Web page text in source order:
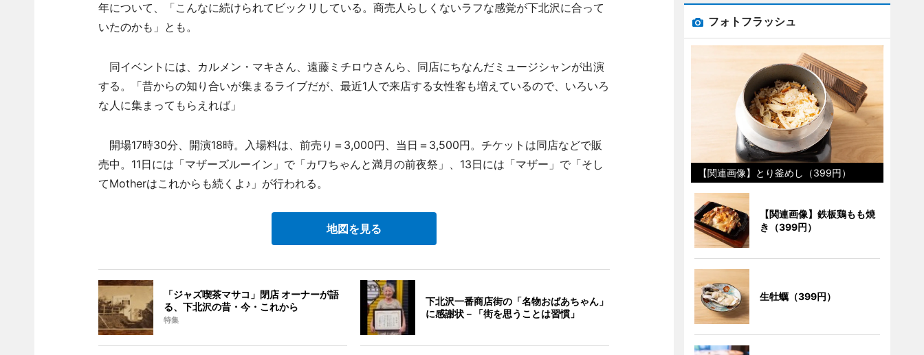
年について、「こんなに続けられてビックリしている。商売人らしくないラフな感覚が下北沢に合って
いたのかも」とも。
同イベントには、カルメン・マキさん、遠藤ミチロウさんら、同店にちなんだミュージシャンが出演
する。「昔からの知り合いが集まるライブだが、最近1人で来店する女性客も増えているので、いろいろ
な人に集まってもらえれば」
開場17時30分、開演18時。入場料は、前売り＝3,000円、当日＝3,500円。チケットは同店などで販
売中。11日には「マザーズルーイン」で「カワちゃんと満月の前夜祭」、13日には「マザー」で「そし
てMotherはこれからも続くよ♪」が行われる。
地図を見る
「ジャズ喫茶マサコ」閉店 オーナーが語
る、下北沢の昔・今・これから
特集
下北沢一番商店街の「名物おばあちゃん」
に感謝状－「街を思うことは習慣」
フォトフラッシュ
【関連画像】とり釜めし（399円）
【関連画像】鉄板鶏もも焼
き（399円）
生牡蠣（399円）